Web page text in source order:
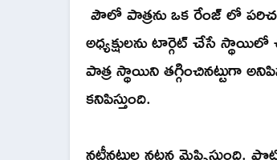
పౌలో పాత్రను ఒక రేంజ్ లో
అధ్యక్షులను టార్గెట్ చేసే
పాత్ర స్థాయిని తగ్గించినట్టుగా
కనిపిస్తుంది.